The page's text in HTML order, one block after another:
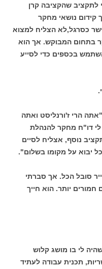
לתקציב שהקציבה קרן
קידום נושאי מחקר
כסרגל,לא הצליח למצוא
בתחום המבוקש. אך הוא
בכספים כדי לסייע
הרי ז'ורנליסט ואתה
לי דו"ח מחקר להנהלת
נוסף, אצליח לסיים
יבוא על מקומו בשלום".
סובל הכל. אך סברתי
חמורים יותר. הוא חייך
לי בו מושג קלוש
תכנית עבודה לעתיד